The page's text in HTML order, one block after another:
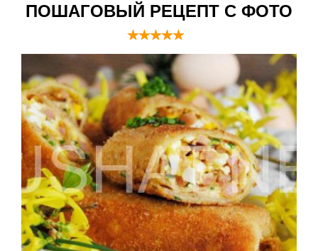
ПОШАГОВЫЙ РЕЦЕПТ С ФОТО